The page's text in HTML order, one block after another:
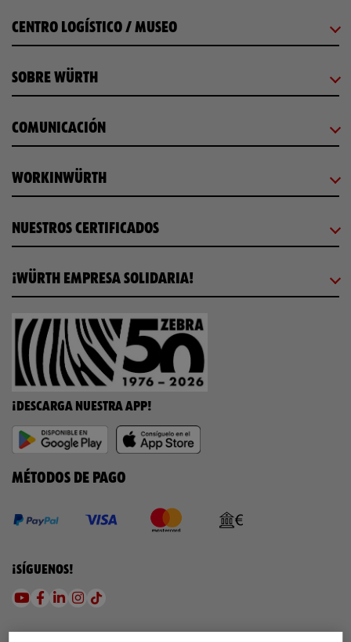
CENTRO LOGÍSTICO / MUSEO
SOBRE WÜRTH
COMUNICACIÓN
WORKINWÜRTH
NUESTROS CERTIFICADOS
¡WÜRTH EMPRESA SOLIDARIA!
¡DESCARGA NUESTRA APP!
MÉTODOS DE PAGO
¡SÍGUENOS!